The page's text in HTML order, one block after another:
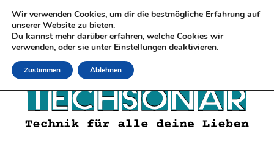
Wir verwenden Cookies, um dir die bestmögliche Erfahrung auf
unserer Website zu bieten.
Du kannst mehr darüber erfahren, welche Cookies wir
verwenden, oder sie unter Einstellungen deaktivieren.
Zustimmen Ablehnen